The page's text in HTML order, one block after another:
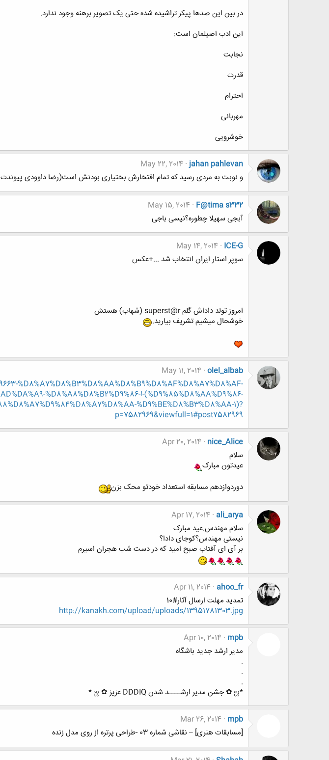
در بین این صدها پیکر تراشیده شده حتی یک تصویر برهنه وجود ندارد.
این ادب اصیلمان است:
نجابت
قدرت
احترام
مهربانی
خوشرویی
jahan pahlevan
May 22, 2014
و نوبت به مردی رسید که تمام افتخارش بختیاری بودنش است(رضا داوودی
F@tima s332
May 15, 2014
آبجی سهیلا چطوره؟نیسی باجی
ICE-G
May 14, 2014
سوپر استار ایران انتخاب شد ...+عکس
امروز تولد داداش گلم superst@r (شهاب) هستش
خوشحال میشیم تشریف بیارید.
olel_albab
May 11, 2014
%D8%A7%D8%B3%D8%AA%D8%B9%D8%AF%D8%A7%D8%AF-
%D8%A8%D8%B2%D9%86-!-(%D9%85%D8%AA%D9%86-
%D9%BE%D8%B3%D8%AA-1)?
p=7582969&viewfull=1#post7582969
nice_Alice
Apr 20, 2014
سلام
عیدتون مبارک
دوردوازدهم مسابقه استعداد خودتو محک بزن
ali_arya
Apr 17, 2014
سلام مهندس.عید مبارک
نیستی مهندس؟کوجای دادا؟
بر آی ای آفتاب صبح امید که در دست شب هجران اسیرم
ahoo_fr
Apr 11, 2014
تمدید مهلت ارسال آثار#10
http://kanakh.com/upload/uploads/13951781303.jpg
mpb
Apr 10, 2014
مدیر ارشد جدید باشگاه
.
.
.
*ஜ ✿ جشن مدیر ارشــــد شدن DDDIQ عزیز ✿ ஜ *
mpb
Mar 26, 2014
[مسابقات هنری] – نقاشی شماره 03 -طراحی پرتره از روی مدل زنده